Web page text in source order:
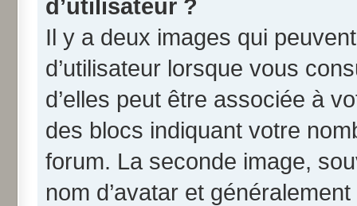
d’utilisateur ?
Il y a deux images qui
d’utilisateur lorsque vous
d’elles peut être associée à
des blocs indiquant votre
forum. La seconde image,
nom d’avatar et